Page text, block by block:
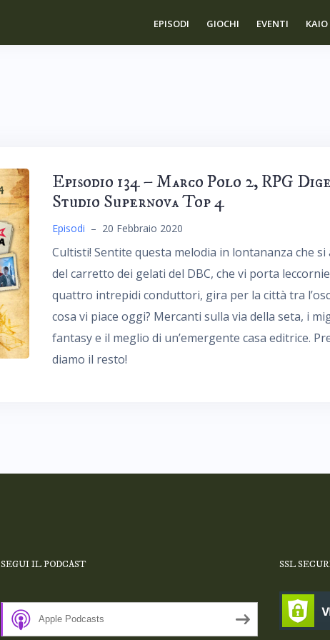
EPISODI GIOCHI EVENTI
Episodio 134 – Marco Polo 2, RPG
Studio Supernova Top 4
Episodi – 20 Febbraio 2020
Cultisti! Sentite questa melodia in lontananza che
del carretto dei gelati del DBC, che vi porta
quattro intrepidi conduttori, gira per la città tra
cosa vi piace oggi? Mercanti sulla via della seta, i
fantasy e il meglio di un’emergente casa editrice.
diamo il resto!
SEGUI IL PODCAST
Apple Podcasts
SSL